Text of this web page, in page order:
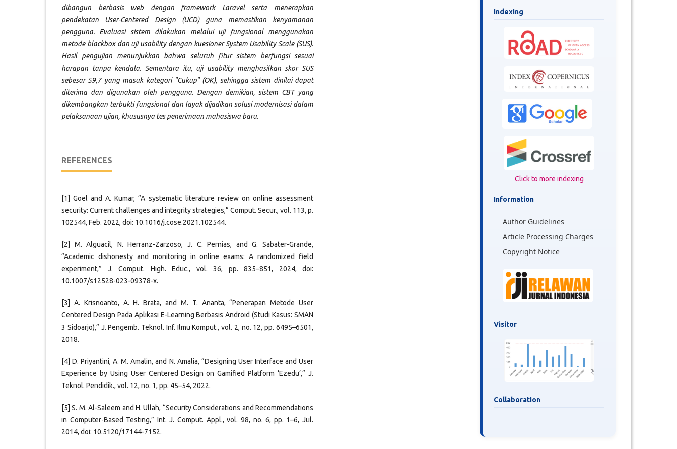
dibangun berbasis web dengan framework Laravel serta menerapkan
pendekatan User-Centered Design (UCD) guna memastikan kenyamanan
pengguna. Evaluasi sistem dilakukan melalui uji fungsional menggunakan
metode blackbox dan uji usability dengan kuesioner System Usability Scale (SUS).
Hasil pengujian menunjukkan bahwa seluruh fitur sistem berfungsi sesuai
harapan tanpa kendala. Sementara itu, uji usability menghasilkan skor SUS
sebesar 59,7 yang masuk kategori "Cukup" (OK), sehingga sistem dinilai dapat
diterima dan digunakan oleh pengguna. Dengan demikian, sistem CBT yang
dikembangkan terbukti fungsional dan layak dijadikan solusi modernisasi dalam
pelaksanaan ujian, khususnya tes penerimaan mahasiswa baru.
REFERENCES
[1] Goel and A. Kumar, “A systematic literature review on online assessment
security: Current challenges and integrity strategies,” Comput. Secur., vol. 113, p.
102544, Feb. 2022, doi: 10.1016/j.cose.2021.102544.
[2] M. Alguacil, N. Herranz-Zarzoso, J. C. Pernías, and G. Sabater-Grande,
“Academic dishonesty and monitoring in online exams: A randomized field
experiment,” J. Comput. High. Educ., vol. 36, pp. 835–851, 2024, doi:
10.1007/s12528-023-09378-x.
[3] A. Krisnoanto, A. H. Brata, and M. T. Ananta, “Penerapan Metode User
Centered Design Pada Aplikasi E-Learning Berbasis Android (Studi Kasus: SMAN
3 Sidoarjo),” J. Pengemb. Teknol. Inf. Ilmu Komput., vol. 2, no. 12, pp. 6495–6501,
2018.
[4] D. Priyantini, A. M. Amalin, and N. Amalia, “Designing User Interface and User
Experience by Using User Centered Design on Gamified Platform ‘Ezedu’,” J.
Teknol. Pendidik., vol. 12, no. 1, pp. 45–54, 2022.
[5] S. M. Al-Saleem and H. Ullah, “Security Considerations and Recommendations
in Computer-Based Testing,” Int. J. Comput. Appl., vol. 98, no. 6, pp. 1–6, Jul.
2014, doi: 10.5120/17144-7152.
Indexing
Click to more indexing
Information
Author Guidelines
Article Processing Charges
Copyright Notice
Visitor
Collaboration